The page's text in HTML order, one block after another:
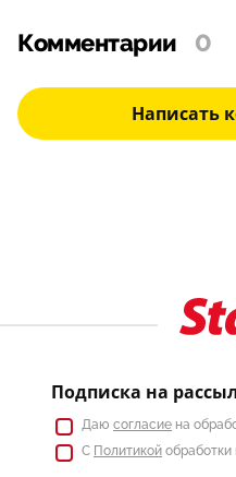
Комментарии 0
Написать
Подписка на
Даю согласие на
С Политикой обработки